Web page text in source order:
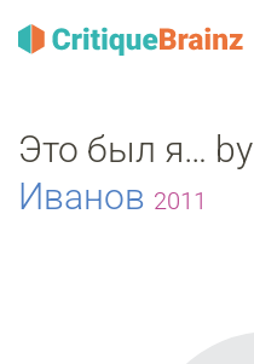
Это был я… by
Иванов 2011